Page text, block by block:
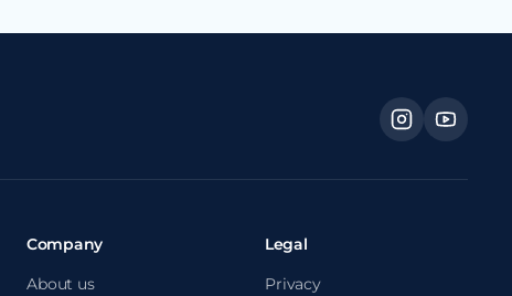
Company
About us
Legal
Privacy